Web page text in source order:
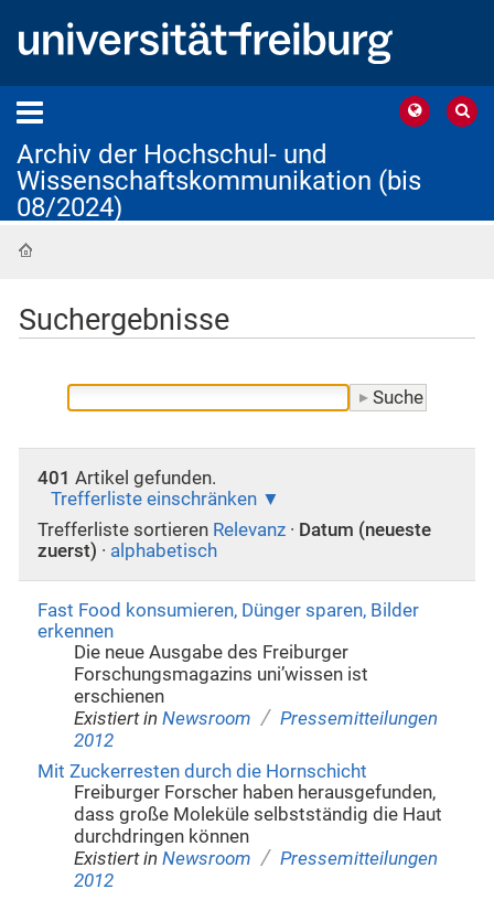
Archiv der Hochschul- und
Wissenschaftskommunikation (bis
08/2024)
Suchergebnisse
401 Artikel gefunden.
Trefferliste einschränken
Trefferliste sortieren Relevanz · Datum (neueste
zuerst) · alphabetisch
Fast Food konsumieren, Dünger sparen, Bilder
erkennen
Die neue Ausgabe des Freiburger
Forschungsmagazins uni’wissen ist
erschienen
Existiert in Newsroom / Pressemitteilungen
2012
Mit Zuckerresten durch die Hornschicht
Freiburger Forscher haben herausgefunden,
dass große Moleküle selbstständig die Haut
durchdringen können
Existiert in Newsroom / Pressemitteilungen
2012